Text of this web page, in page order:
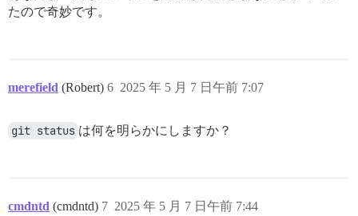
たので奇妙です。
merefield (Robert) 2025 年 5 月 7 日午前 7:07
6
git status は何を明らかにしますか？
cmdntd (cmdntd) 2025 年 5 月 7 日午前 7:44
7